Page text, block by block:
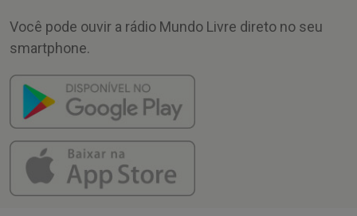
Você pode ouvir a rádio Mundo Livre direto no seu
smartphone.